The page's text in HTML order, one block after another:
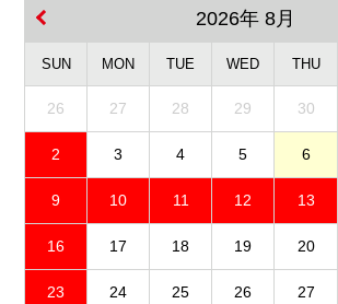
2026年 8月
SUN MON TUE WED THU
26 27 28 29 30
2 3 4 5 6
9 10 11 12 13
16 17 18 19 20
23 24 25 26 27